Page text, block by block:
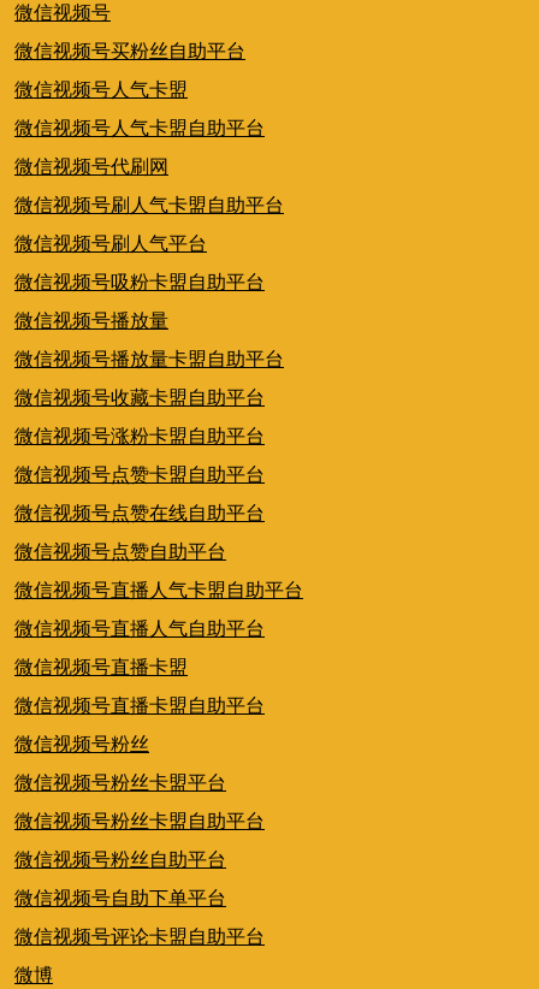
微信视频号
微信视频号买粉丝自助平台
微信视频号人气卡盟
微信视频号人气卡盟自助平台
微信视频号代刷网
微信视频号刷人气卡盟自助平台
微信视频号刷人气平台
微信视频号吸粉卡盟自助平台
微信视频号播放量
微信视频号播放量卡盟自助平台
微信视频号收藏卡盟自助平台
微信视频号涨粉卡盟自助平台
微信视频号点赞卡盟自助平台
微信视频号点赞在线自助平台
微信视频号点赞自助平台
微信视频号直播人气卡盟自助平台
微信视频号直播人气自助平台
微信视频号直播卡盟
微信视频号直播卡盟自助平台
微信视频号粉丝
微信视频号粉丝卡盟平台
微信视频号粉丝卡盟自助平台
微信视频号粉丝自助平台
微信视频号自助下单平台
微信视频号评论卡盟自助平台
微博